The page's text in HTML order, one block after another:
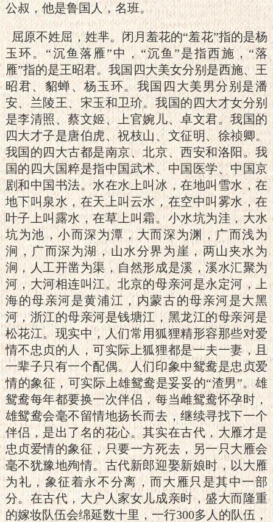
公叔，他是鲁国人，名班。
屈原不姓屈，姓芈。闭月羞花的“羞花”指的是杨
玉环。“沉鱼落雁”中，“沉鱼”是指西施，“落
雁”指的是王昭君。我国四大美女分别是西施、王
昭君、貂蝉、杨玉环。我国四大美男分别是潘
安、兰陵王、宋玉和卫玠。我国的四大才女分别
是李清照、蔡文姬、上官婉儿、卓文君。我国的
四大才子是唐伯虎、祝枝山、文征明、徐祯卿。
我国的四大古都是南京、北京、西安和洛阳。我
国的四大国粹是指中国武术、中国医学、中国京
剧和中国书法。水在水上叫冰，在地叫雪水，在
地下叫泉水，在天上叫云水，在空中叫雾水，在
叶子上叫露水，在草上叫霜。小水坑为洼，大水
坑为池，小而深为潭，大而深为渊，广而浅为
涧，广而深为湖，山水分界为崖，两山夹水为
涧，人工开凿为渠，自然形成是溪，溪水汇聚为
河，大河相连叫江。北京的母亲河是永定河，上
海的母亲河是黄浦江，内蒙古的母亲河是大黑
河，浙江的母亲河是钱塘江，黑龙江的母亲河是
松花江。现实中，人们常用狐狸精形容那些对爱
情不忠贞的人，可实际上狐狸都是一夫一妻，且
一辈子只有一个配偶。人们印象中鸳鸯是忠贞爱
情的象征，可实际上雄鸳鸯是妥妥的“渣男”。雄
鸳鸯每年都要换一次伴侣，每当雌鸳鸯怀孕时，
雄鸳鸯会毫不留情地扬长而去，继续寻找下一个
伴侣，是出了名的花心。其实在古代，大雁才是
忠贞爱情的象征，只要一方死去，另一只大雁会
毫不犹豫地殉情。古代新郎迎娶新娘时，以大雁
为礼，象征着永不分离，而大雁只是其中一部
分。在古代，大户人家女儿成亲时，盛大而隆重
的嫁妆队伍会绵延数十里，一行300多人的队伍，